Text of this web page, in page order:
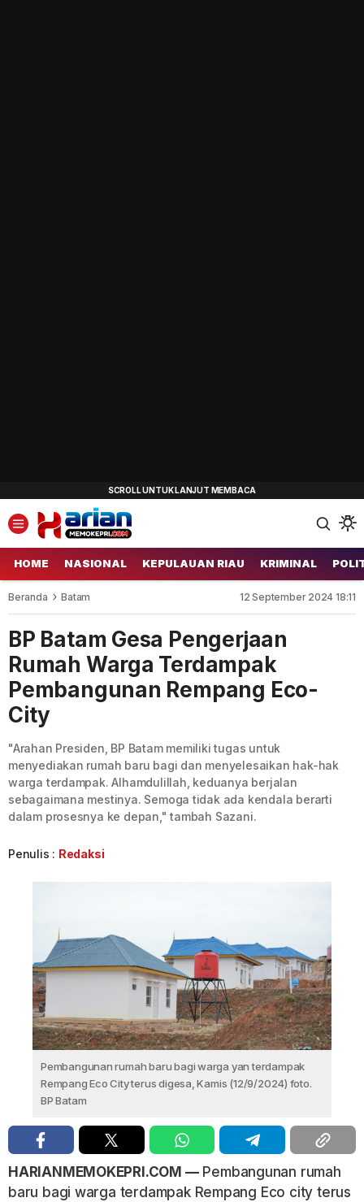
HOME NASIONAL KEPULAUAN RIAU KRIMINAL
Beranda Batam 12 September 2024 18:11
BP Batam Gesa Pengerjaan
Rumah Warga Terdampak
Pembangunan Rempang Eco-
City
"Arahan Presiden, BP Batam memiliki tugas untuk
menyediakan rumah baru bagi dan menyelesaikan hak-hak
warga terdampak. Alhamdulillah, keduanya berjalan
sebagaimana mestinya. Semoga tidak ada kendala berarti
dalam prosesnya ke depan," tambah Sazani.
Penulis : Redaksi
Pembangunan rumah baru bagi warga yan terdampak
Rempang Eco City terus digesa, Kamis (12/9/2024) foto.
BP Batam
HARIANMEMOKEPRI.COM —Pembangunan rumah
baru bagi warga terdampak Rempang Eco city terus